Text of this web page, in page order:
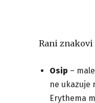
Rani znakovi
Osip –
ne ukazuje
Erythema